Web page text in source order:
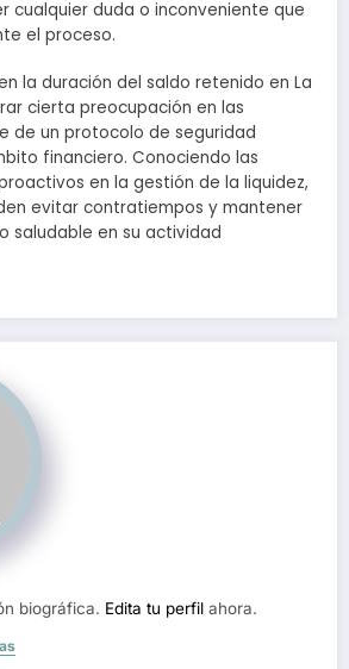
cualquier duda o inconveniente que
el proceso.
la duración del saldo retenido en La
cierta preocupación en las
de un protocolo de seguridad
financiero. Conociendo las
en la gestión de la liquidez,
evitar contratiempos y mantener
saludable en su actividad
biográfica. Edita tu perfil ahora.